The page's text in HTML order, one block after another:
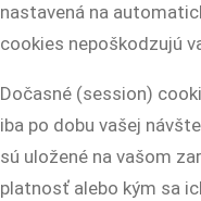
nastavená na
cookies nepoškodzujú
Dočasné (session)
iba po dobu vašej
sú uložené na vašom
platnosť alebo kým sa